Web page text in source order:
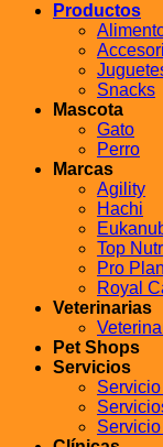
Productos
Snacks
Mascota
Gato
Perro
Marcas
Agility
Hachi
Top
Pro Plan
Royal
Veterinarias
Pet Shops
Servicios